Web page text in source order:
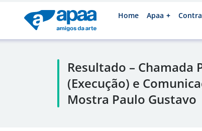
Home Apaa
Resultado – Chamada
(Execução) e
Mostra Paulo Gustavo